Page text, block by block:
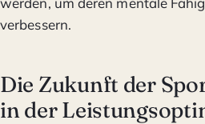
verbessern.
Die Zukunft der
in der